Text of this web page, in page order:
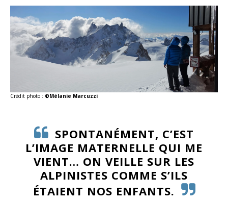
Crédit photo : ©Mélanie Marcuzzi
SPONTANÉMENT, C’EST
L’IMAGE MATERNELLE QUI ME
VIENT… ON VEILLE SUR LES
ALPINISTES COMME S’ILS
ÉTAIENT NOS ENFANTS.